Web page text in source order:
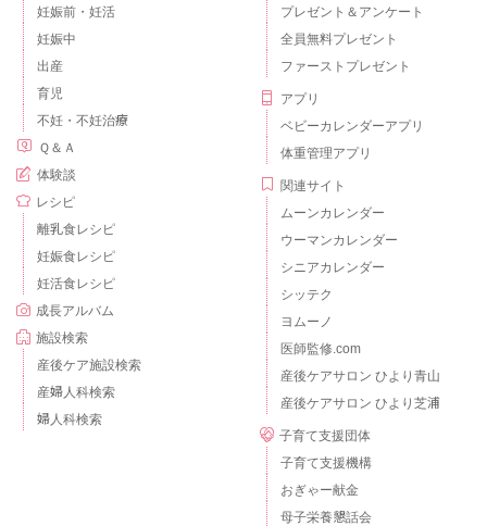
妊娠前・妊活
妊娠中
出産
育児
不妊・不妊治療
Ｑ＆Ａ
体験談
レシピ
離乳食レシピ
妊娠食レシピ
妊活食レシピ
成長アルバム
施設検索
産後ケア施設検索
産婦人科検索
婦人科検索
プレゼント＆アンケート
全員無料プレゼント
ファーストプレゼント
アプリ
ベビーカレンダーアプリ
体重管理アプリ
関連サイト
ムーンカレンダー
ウーマンカレンダー
シニアカレンダー
シッテク
ヨムーノ
医師監修.com
産後ケアサロン ひより青山
産後ケアサロン ひより芝浦
子育て支援団体
子育て支援機構
おぎゃー献金
母子栄養懇話会